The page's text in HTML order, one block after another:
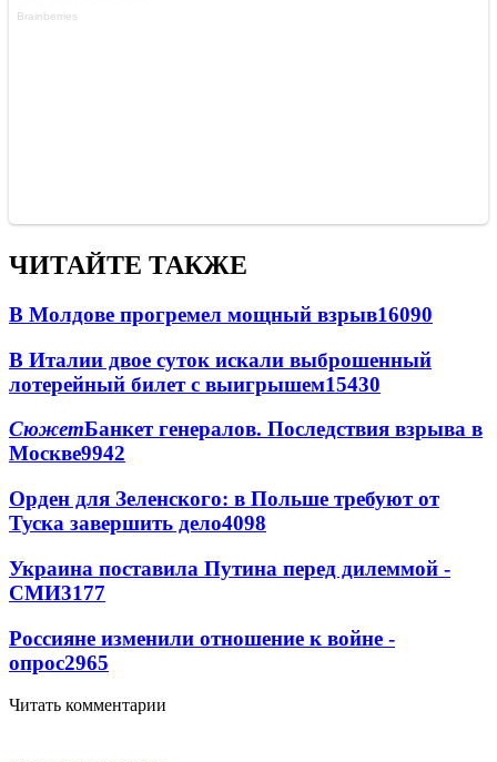
ЧИТАЙТЕ ТАКЖЕ
В Молдове прогремел мощный взрыв16090
В Италии двое суток искали выброшенный
лотерейный билет с выигрышем15430
СюжетБанкет генералов. Последствия взрыва в
Москве9942
Орден для Зеленского: в Польше требуют от
Туска завершить дело4098
Украина поставила Путина перед дилеммой -
СМИ3177
Россияне изменили отношение к войне -
опрос2965
Читать комментарии